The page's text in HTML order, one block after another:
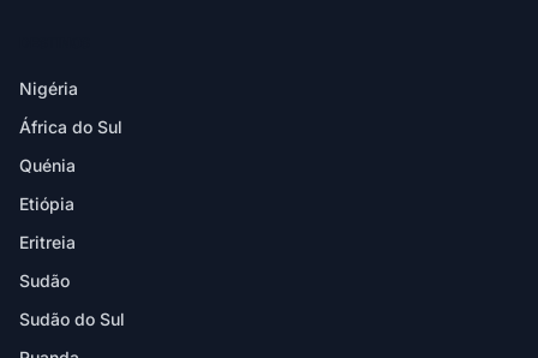
Nigéria
África do Sul
Quénia
Etiópia
Eritreia
Sudão
Sudão do Sul